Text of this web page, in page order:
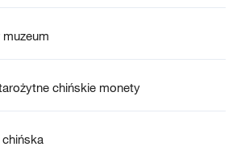
muzeum
chińskie monety